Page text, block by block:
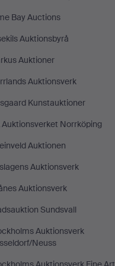
Bay Auctions
Auktionsbyrå
Auktioner
Auktionsverk
Kunstauktioner
Auktionsverket Norrköping
Auktionen
Auktionsverk
Auktionsverk
Sundsvall
Auktionsverk
Neuss